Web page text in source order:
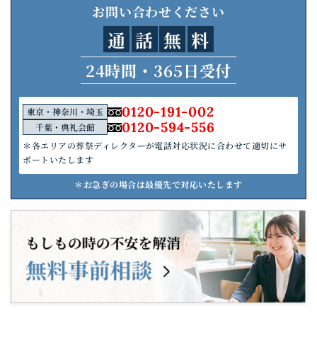
お問い合わせください
通 話 無 料
24時間・365日受付
東京・神奈川・埼玉 0120-191-002
千葉・典礼会館 0120-594-556
＊各エリアの葬祭ディレクターが電話対応状況に合わせて適切にサ
ポートいたします
＊お急ぎの場合は最優先で対応いたします